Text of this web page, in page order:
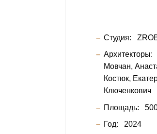
Студия:
Архитекторы:
Мовчан
Костюк
Ключенкович
Площадь:
Год: 2024